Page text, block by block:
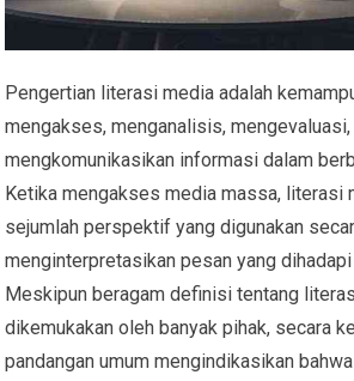
Pengertian literasi media adalah
mengakses, menganalisis, mengevaluasi,
mengkomunikasikan informasi dalam
Ketika mengakses media massa, literasi
sejumlah perspektif yang digunakan
menginterpretasikan pesan yang
Meskipun beragam definisi tentang
dikemukakan oleh banyak pihak, secara
pandangan umum mengindikasikan